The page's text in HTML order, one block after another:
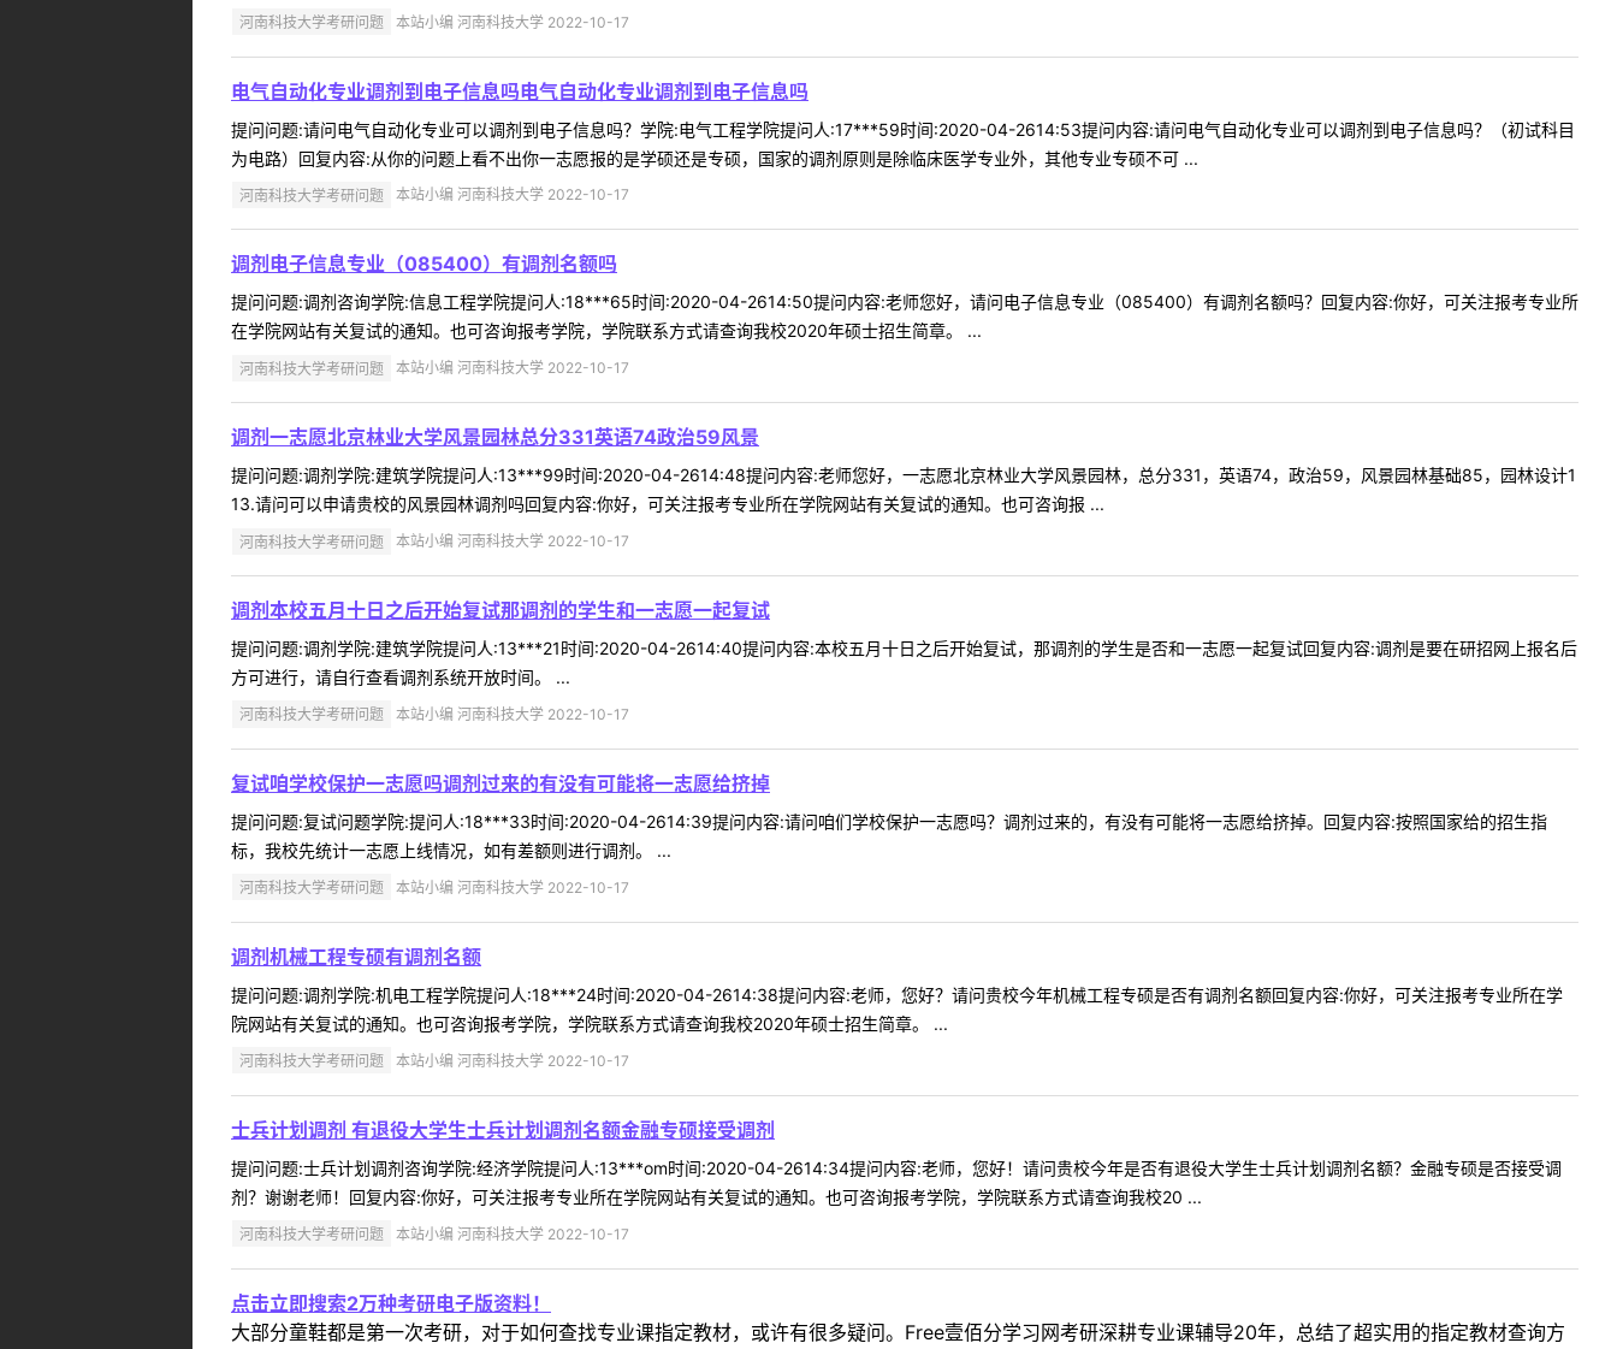
河南科技大学考研问题 本站小编 河南科技大学 2022-10-17
电气自动化专业调剂到电子信息吗电气自动化专业调剂到电子信息吗
提问问题:请问电气自动化专业可以调剂到电子信息吗？学院:电气工程学院提问人:17***59时间:2020-04-2614:53提问内容:请问电气自动化专业可以调剂到电子信息吗？（初试科目
为电路）回复内容:从你的问题上看不出你一志愿报的是学硕还是专硕，国家的调剂原则是除临床医学专业外，其他专业专硕不可 ...
河南科技大学考研问题 本站小编 河南科技大学 2022-10-17
调剂电子信息专业（085400）有调剂名额吗
提问问题:调剂咨询学院:信息工程学院提问人:18***65时间:2020-04-2614:50提问内容:老师您好，请问电子信息专业（085400）有调剂名额吗？回复内容:你好，可关注报考专业所
在学院网站有关复试的通知。也可咨询报考学院，学院联系方式请查询我校2020年硕士招生简章。 ...
河南科技大学考研问题 本站小编 河南科技大学 2022-10-17
调剂一志愿北京林业大学风景园林总分331英语74政治59风景
提问问题:调剂学院:建筑学院提问人:13***99时间:2020-04-2614:48提问内容:老师您好，一志愿北京林业大学风景园林，总分331，英语74，政治59，风景园林基础85，园林设计1
13.请问可以申请贵校的风景园林调剂吗回复内容:你好，可关注报考专业所在学院网站有关复试的通知。也可咨询报 ...
河南科技大学考研问题 本站小编 河南科技大学 2022-10-17
调剂本校五月十日之后开始复试那调剂的学生和一志愿一起复试
提问问题:调剂学院:建筑学院提问人:13***21时间:2020-04-2614:40提问内容:本校五月十日之后开始复试，那调剂的学生是否和一志愿一起复试回复内容:调剂是要在研招网上报名后
方可进行，请自行查看调剂系统开放时间。 ...
河南科技大学考研问题 本站小编 河南科技大学 2022-10-17
复试咱学校保护一志愿吗调剂过来的有没有可能将一志愿给挤掉
提问问题:复试问题学院:提问人:18***33时间:2020-04-2614:39提问内容:请问咱们学校保护一志愿吗？调剂过来的，有没有可能将一志愿给挤掉。回复内容:按照国家给的招生指
标，我校先统计一志愿上线情况，如有差额则进行调剂。 ...
河南科技大学考研问题 本站小编 河南科技大学 2022-10-17
调剂机械工程专硕有调剂名额
提问问题:调剂学院:机电工程学院提问人:18***24时间:2020-04-2614:38提问内容:老师，您好？请问贵校今年机械工程专硕是否有调剂名额回复内容:你好，可关注报考专业所在学
院网站有关复试的通知。也可咨询报考学院，学院联系方式请查询我校2020年硕士招生简章。 ...
河南科技大学考研问题 本站小编 河南科技大学 2022-10-17
士兵计划调剂 有退役大学生士兵计划调剂名额金融专硕接受调剂
提问问题:士兵计划调剂咨询学院:经济学院提问人:13***om时间:2020-04-2614:34提问内容:老师，您好！请问贵校今年是否有退役大学生士兵计划调剂名额？金融专硕是否接受调
剂？谢谢老师！回复内容:你好，可关注报考专业所在学院网站有关复试的通知。也可咨询报考学院，学院联系方式请查询我校20 ...
河南科技大学考研问题 本站小编 河南科技大学 2022-10-17
点击立即搜索2万种考研电子版资料！
大部分童鞋都是第一次考研，对于如何查找专业课指定教材，或许有很多疑问。Free壹佰分学习网考研深耕专业课辅导20年，总结了超实用的指定教材查询方